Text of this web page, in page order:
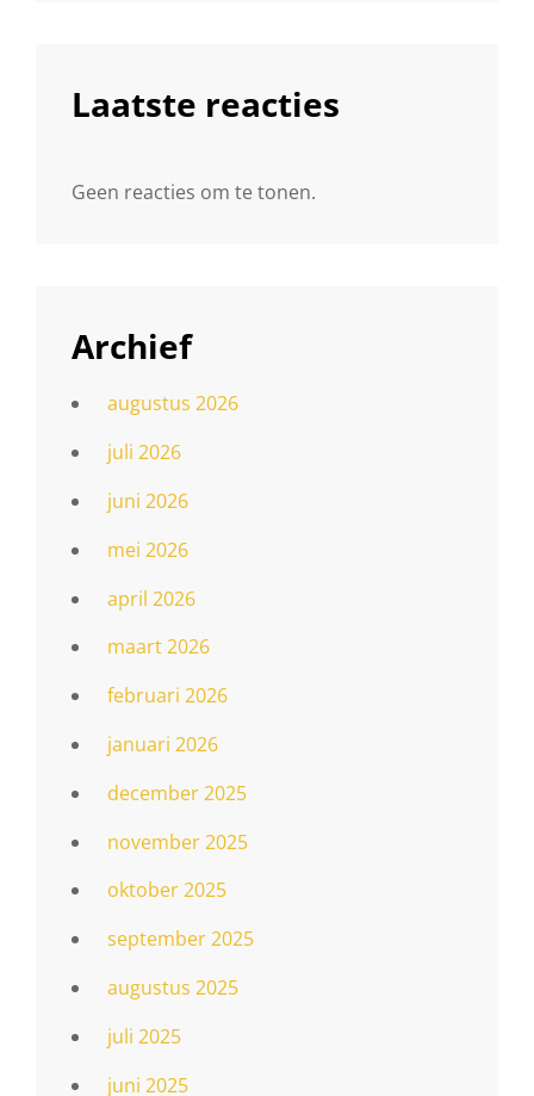
Laatste reacties
Geen reacties om te tonen.
Archief
augustus 2026
juli 2026
juni 2026
mei 2026
april 2026
maart 2026
februari 2026
januari 2026
december 2025
november 2025
oktober 2025
september 2025
augustus 2025
juli 2025
juni 2025